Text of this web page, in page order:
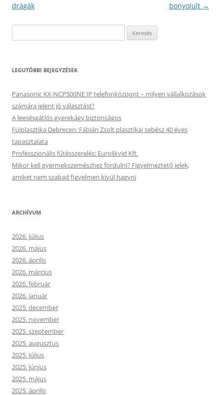
navigáció
drágák
bonyolult →
LEGUTÓBBI BEJEGYZÉSEK
Panasonic KX-NCP500NE IP telefonközpont – milyen vállalkozások
számára jelent jó választást?
A leesésgátlós gyerekágy biztonságos
Fülplasztika Debrecen: Fábián Zsolt plasztikai sebész 40 éves
tapasztalata
Professzionális fűtésszerelés: Eurolikvid Kft.
Mikor kell gyermekszemészhez fordulni? Figyelmeztető jelek,
amiket nem szabad figyelmen kívül hagyni
ARCHÍVUM
2026. július
2026. május
2026. április
2026. március
2026. február
2026. január
2025. december
2025. november
2025. szeptember
2025. augusztus
2025. július
2025. június
2025. május
2025. április